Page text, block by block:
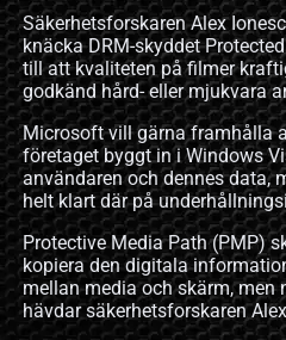
Säkerhetsforskaren Alex
knäcka DRM-skyddet
till att kvaliteten på filmer
godkänd hård- eller mjukvara
Microsoft vill gärna framhålla
företaget byggt in i Windows
användaren och dennes data,
helt klart där på
Protective Media Path (PMP)
kopiera den digitala
mellan media och skärm, men
hävdar säkerhetsforskaren